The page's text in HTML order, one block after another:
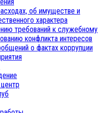
об имуществе и
характера
требований к служебному
конфликта интересов
о фактах коррупции